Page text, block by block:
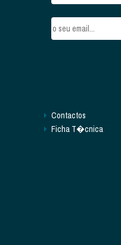
Contactos
Ficha T�cnica